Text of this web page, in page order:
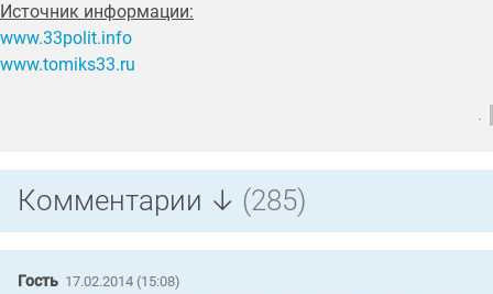
Источник информации:
www.33polit.info
www.tomiks33.ru
.
Комментарии ↓ (285)
Гость 17.02.2014 (15:08)